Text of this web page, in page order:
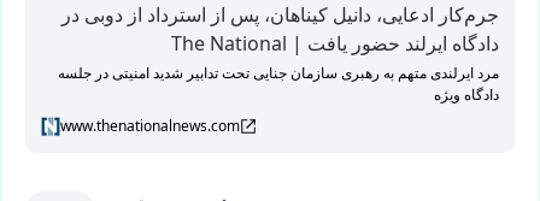
جرم‌کار ادعایی، دانیل کیناهان، پس از استرداد از دوبی در
دادگاه ایرلند حضور یافت | The National
مرد ایرلندی متهم به رهبری سازمان جنایی تحت تدابیر شدید امنیتی در جلسه
دادگاه ویژه
www.thenationalnews.com